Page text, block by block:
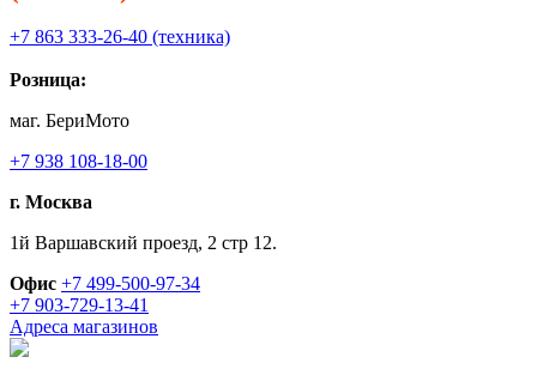
+7 863 333-26-40 (техника)
Розница:
маг. БериМото
+7 938 108-18-00
г. Москва
1й Варшавский проезд, 2 стр 12.
Офис +7 499-500-97-34
+7 903-729-13-41
Адреса магазинов